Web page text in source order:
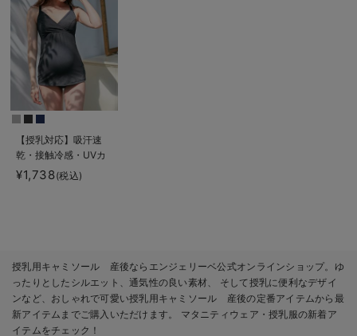
【授乳対応】吸汗速
乾・接触冷感・UVカ
ット素材キャミソール
【出産後も長く使え
¥1,738(税込)
授乳用キャミソール 産後ならエンジェリーベ公式オンラインショップ。ゆ
ったりとしたシルエット、通気性の良い素材、 そして授乳に便利なデザイ
ンなど、おしゃれで可愛い授乳用キャミソール 産後の定番アイテムから最
新アイテムまでご購入いただけます。 マタニティウェア・授乳服の新着ア
イテムをチェック！